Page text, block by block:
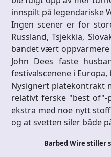
innspilt på legendariske
Ingen scener er for
Russland, Tsjekkia,
bandet vært oppvarmere
John Dees faste
festivalscenene i
Nysignert platekontrakt
relativt ferske "best of"-
ekstra med noe nytt
og at svetten siler både
Barbed Wire stiller